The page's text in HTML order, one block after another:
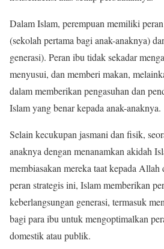
Dalam Islam, perempuan memiliki
(sekolah pertama bagi anak-anaknya)
generasi). Peran ibu tidak sekadar
menyusui, dan memberi makan,
dalam memberikan pengasuhan dan
Islam yang benar kepada anak-anaknya.
Selain kecukupan jasmani dan fisik,
anaknya dengan menanamkan akidah
membiasakan mereka taat kepada
peran strategis ini, Islam memberikan
keberlangsungan generasi, termasuk
bagi para ibu untuk mengoptimalkan
domestik atau publik.